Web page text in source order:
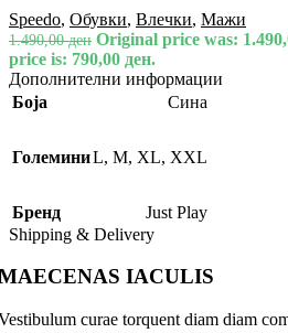
Speedo, Обувки, Влечки, Мажи
1.490,00ден Original price was:
price is: 790,00 ден.
Дополнителни информации
Боја
Сина
ГолеминиL, M, XL, XXL
Бренд
Just Play
Shipping & Delivery
IACULIS
curae torquent diam diam